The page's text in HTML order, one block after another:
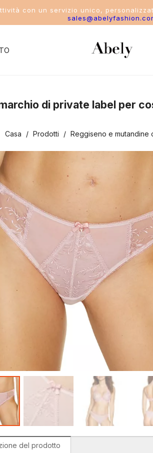
con un servizio unico,
settore
intero
da bagno a due pezzi
da bagno sportivi da donna
da bagno da uomo
da bagno per bambini
di private label per
Casa / Prodotti / Reggiseno e mutandine
del prodotto